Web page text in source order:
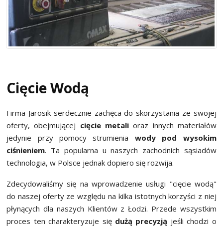
Blog
Cięcie Wodą
Firma Jarosik serdecznie zachęca do skorzystania ze swojej
oferty, obejmującej cięcie metali oraz innych materiałów
jedynie przy pomocy strumienia wody pod wysokim
ciśnieniem. Ta popularna u naszych zachodnich sąsiadów
technologia, w Polsce jednak dopiero się rozwija.
Zdecydowaliśmy się na wprowadzenie usługi "cięcie wodą"
do naszej oferty ze względu na kilka istotnych korzyści z niej
płynących dla naszych Klientów z Łodzi. Przede wszystkim
proces ten charakteryzuje się dużą precyzją jeśli chodzi o